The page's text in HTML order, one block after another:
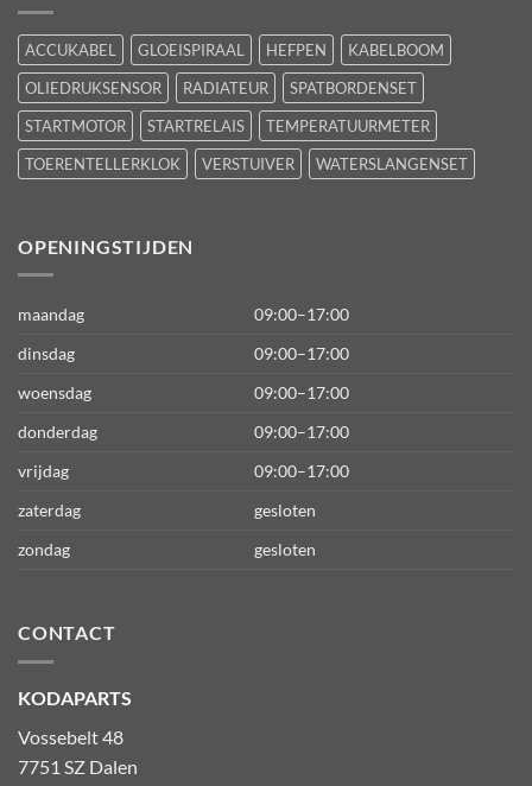
ACCUKABEL GLOEISPIRAAL HEFPEN
KABELBOOM
OLIEDRUKSENSOR
RADIATEUR
SPATBORDENSET
STARTMOTOR
STARTRELAIS
TEMPERATUURMETER
TOERENTELLERKLOK
VERSTUIVER WATERSLANGENSET
OPENINGSTIJDEN
maandag
09:00–17:00
dinsdag
09:00–17:00
woensdag
09:00–17:00
donderdag
09:00–17:00
vrijdag
09:00–17:00
zaterdag
gesloten
zondag
gesloten
CONTACT
KODAPARTS
Vossebelt 48
7751 SZ Dalen